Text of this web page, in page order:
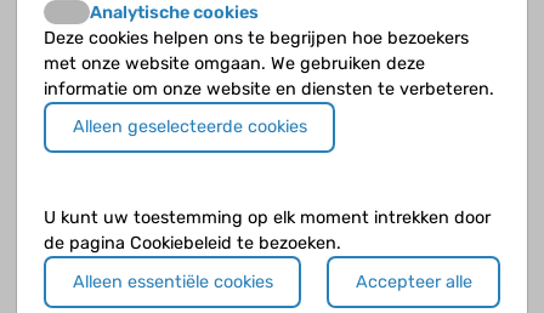
na de geboorte de hoogsteTSH
Drie cm is natuurlijk geen groot verschil, maar bij een kind met
het syndroom van Down dat als volwassene gemiddeld 20 cm
korter is dan een volwassene zonder dat syndroom is het niet
niks! Binnenkort hopen we ook andere uitkomsten van de
studie die we bij deze groep kinderen hebben gedaan te
Hoe behandel je de ziekte van Graves?
We starten met een medicijn dat de aanmaak van het
Analytische cookies
Deze cookies helpen ons te begrijpen hoe bezoekers
met onze website omgaan. We gebruiken deze
informatie om onze website en diensten te verbeteren.
Alleen geselecteerde cookies
U kunt uw toestemming op elk moment intrekken door
de pagina Cookiebeleid te bezoeken.
Alleen essentiële cookies
Accepteer alle